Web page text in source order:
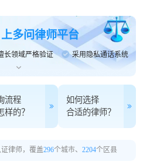
多问律师平台
长领域严格验证 采用隐私通话系统
流程
样的？
如何选择
合适的律师？
律师，覆盖296个城市、 2204个区县